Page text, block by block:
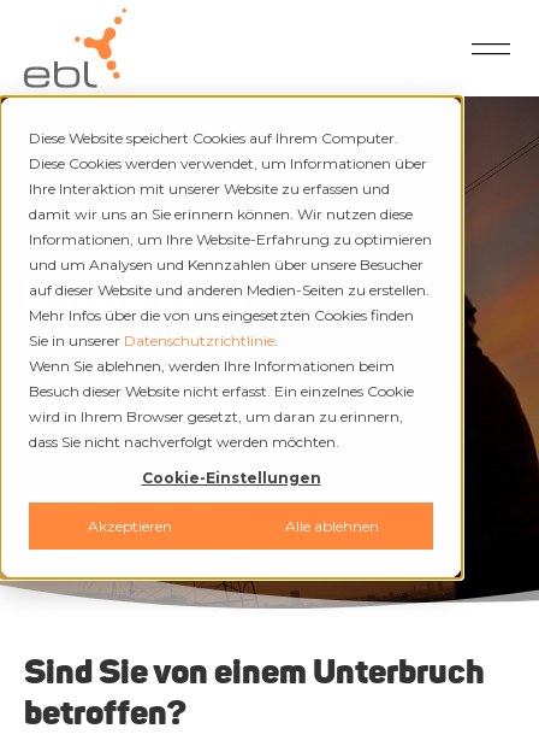
Diese Website speichert Cookies auf Ihrem Computer.
Diese Cookies werden verwendet, um Informationen über
Ihre Interaktion mit unserer Website zu erfassen und
damit wir uns an Sie erinnern können. Wir nutzen diese
Informationen, um Ihre Website-Erfahrung zu optimieren
und um Analysen und Kennzahlen über unsere Besucher
auf dieser Website und anderen Medien-Seiten zu erstellen.
Mehr Infos über die von uns eingesetzten Cookies finden
Sie in unserer Datenschutzrichtlinie.
Wenn Sie ablehnen, werden Ihre Informationen beim
Besuch dieser Website nicht erfasst. Ein einzelnes Cookie
wird in Ihrem Browser gesetzt, um daran zu erinnern,
dass Sie nicht nachverfolgt werden möchten.
Cookie-Einstellungen
Akzeptieren Alle ablehnen
Strom und Fernwärme
Unterbrüche
Sind Sie von einem Unterbruch
betroffen?